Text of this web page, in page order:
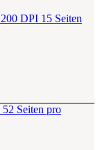
DPI 15 Seiten